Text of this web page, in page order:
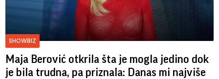
SHOWBIZ
Maja Berović otkrila šta je mogla jedino dok
je bila trudna, pa priznala: Danas mi najviše